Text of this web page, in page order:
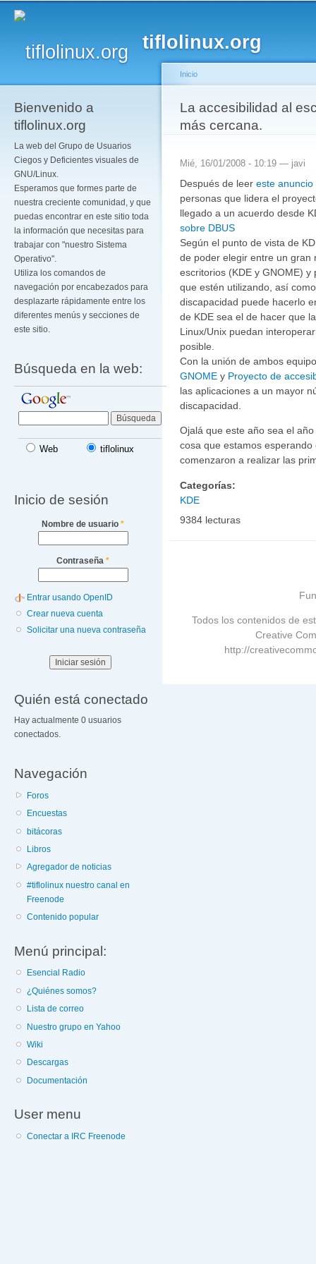
tiflolinux.org
Bienvenido a
tiflolinux.org
La web del Grupo de Usuarios
Ciegos y Deficientes visuales de
GNU/Linux.
Esperamos que formes parte de
nuestra creciente comunidad, y que
puedas encontrar en este sitio toda
la información que necesitas para
trabajar con "nuestro Sistema
Operativo".
Utiliza los comandos de
navegación por encabezados para
desplazarte rápidamente entre los
diferentes menús y secciones de
este sitio.
Búsqueda en la web:
Web tiflolinux
Inicio de sesión
Nombre de usuario *
Contraseña *
Entrar usando OpenID
Crear nueva cuenta
Solicitar una nueva contraseña
Quién está conectado
Hay actualmente 0 usuarios
conectados.
Navegación
Foros
Encuestas
bitácoras
Libros
Agregador de noticias
#tiflolinux nuestro canal en
Freenode
Contenido popular
Menú principal:
Esencial Radio
¿Quiénes somos?
Lista de correo
Nuestro grupo en Yahoo
Wiki
Descargas
Documentación
User menu
Conectar a IRC Freenode
Se encuentra usted
Inicio
La accesibilidad al
más cercana.
Mié, 16/01/2008 - 10:19 — javi
Después de leer este anuncio
personas que lidera el
llegado a un acuerdo desde
sobre DBUS
Según el punto de vista de
de poder elegir entre un gran
escritorios (KDE y GNOME)
que estén utilizando, así
discapacidad puede hacerlo
de KDE sea el de hacer que
Linux/Unix puedan
posible.
Con la unión de ambos
GNOME y Proyecto de
las aplicaciones a un mayor
discapacidad.
Ojalá que este año sea el
cosa que estamos
comenzaron a realizar las
Categorías:
KDE
9384 lecturas
Todos los contenidos de
Creative
http://